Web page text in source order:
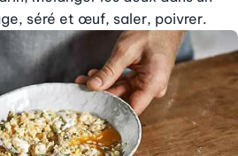
séré et œuf, saler, poivrer.